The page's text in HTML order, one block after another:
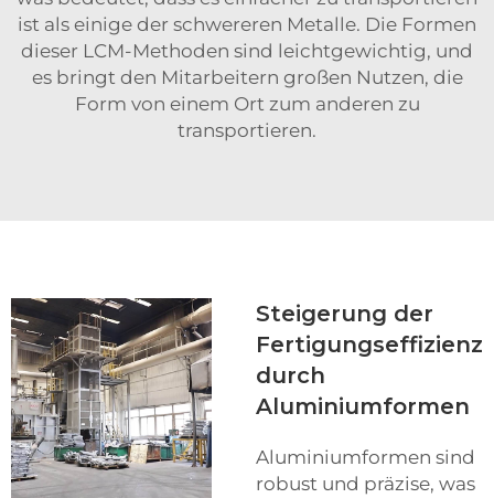
ist als einige der schwereren Metalle. Die Formen
dieser LCM-Methoden sind leichtgewichtig, und
es bringt den Mitarbeitern großen Nutzen, die
Form von einem Ort zum anderen zu
transportieren.
Steigerung der
Fertigungseffizienz
durch
Aluminiumformen
Aluminiumformen sind
robust und präzise, was